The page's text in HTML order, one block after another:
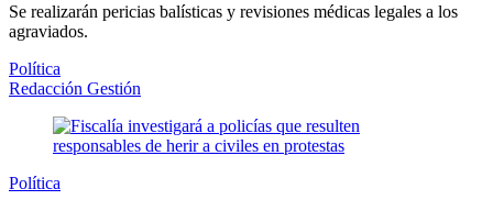
Se realizarán pericias balísticas y revisiones médicas legales a los
agraviados.
Política
Redacción Gestión
Política